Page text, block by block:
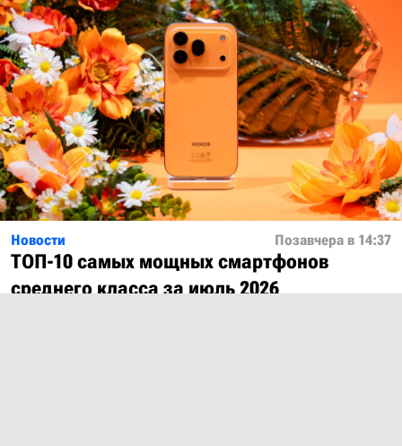
Новости Позавчера в 14:37
ТОП-10 самых мощных смартфонов
среднего класса за июль 2026